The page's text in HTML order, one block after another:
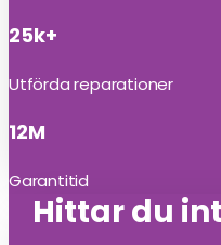
25k+
Utförda reparationer
12M
Garantitid
Hittar du